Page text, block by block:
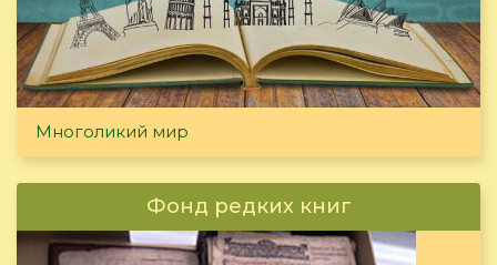
Многоликий мир
Фонд редких книг